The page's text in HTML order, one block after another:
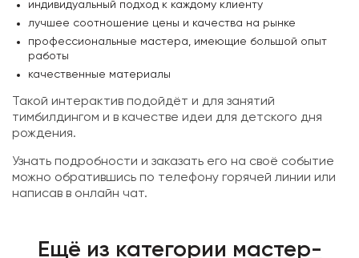
индивидуальный подход к каждому клиенту
лучшее соотношение цены и качества на рынке
профессиональные мастера, имеющие большой опыт
работы
качественные материалы
Такой интерактив подойдёт и для занятий
тимбилдингом и в качестве идеи для детского дня
рождения.
Узнать подробности и заказать его на своё событие
можно обратившись по телефону горячей линии или
написав в онлайн чат.
Ещё из категории мастер-